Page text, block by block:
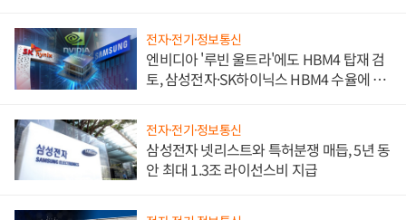
전자·전기·정보통신
엔비디아 '루빈 울트라'에도 HBM4 탑재 검
토, 삼성전자·SK하이닉스 HBM4 수율에 주
전자·전기·정보통신
삼성전자 넷리스트와 특허분쟁 매듭, 5년 동
안 최대 1.3조 라이선스비 지급